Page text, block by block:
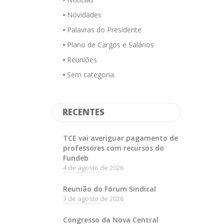
Novidades
Palavras do Presidente
Plano de Cargos e Salários
Reuniões
Sem categoria
RECENTES
TCE vai averiguar pagamento de
professores com recursos do
Fundeb
4 de agosto de 2026
Reunião do Fórum Sindical
3 de agosto de 2026
Congresso da Nova Central